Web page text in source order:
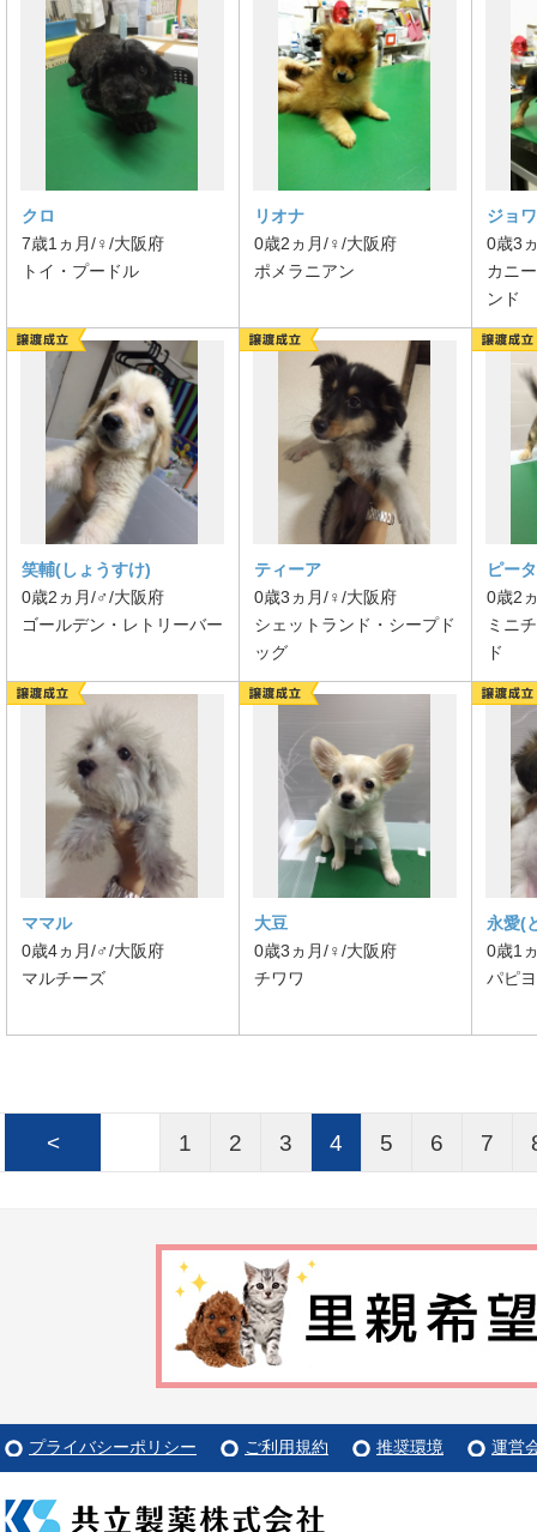
クロ
7歳1ヵ月/♀/大阪府
トイ・プードル
リオナ
0歳2ヵ月/♀/大阪府
ポメラニアン
ジョワ
0歳3
カニ
ンド
笑輔(しょうすけ)
0歳2ヵ月/♂/大阪府
ゴールデン・レトリーバー
ティーア
0歳3ヵ月/♀/大阪府
シェットランド・シープド
ッグ
ピー
0歳2
ミニ
ド
ママル
0歳4ヵ月/♂/大阪府
マルチーズ
大豆
0歳3ヵ月/♀/大阪府
チワワ
永愛(
0歳1
パピ
< 1 2 3 4 5 6 7
プライバシーポリシー ご利用規約 推奨環境 運営